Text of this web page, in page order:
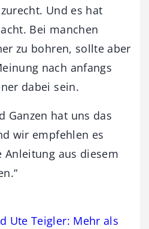
Und es hat
Bei manchen
zu bohren, sollte aber
nach anfangs
dabei sein.
Ganzen hat uns das
wir empfehlen es
Anleitung aus diesem
Ute Teigler: Mehr als